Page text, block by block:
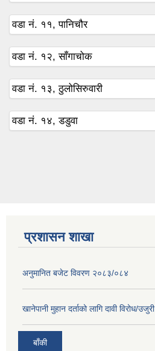
वडा नं. ११, पानिचौर
वडा नं. १२, साँगाचोक
वडा नं. १३, ठुलोसिरुवारी
वडा नं. १४, डडुवा
प्रशासन शाखा
अनुमानित बजेट विवरण २०८३/०८४
खानेपानी मुहान दर्ताको लागि दावी विरोध/
बाँकी